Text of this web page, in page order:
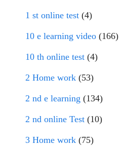
1 st online test (4)
10 e learning video (166)
10 th online test (4)
2 Home work (53)
2 nd e learning (134)
2 nd online Test (10)
3 Home work (75)